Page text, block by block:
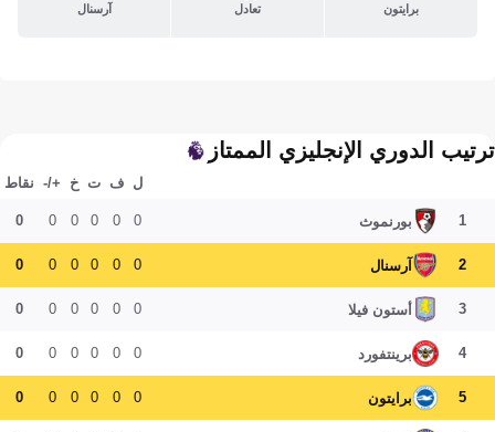
برايتون تعادل آرسنال
ترتيب الدوري الإنجليزي الممتاز
ل ف ت خ +/- نقاط
1 بورنموث 0
0
0
0
0
0
2 آرسنال 0
0
0
0
0
0
3 أستون فيلا 0
0
0
0
0
0
4 برينتفورد 0
0
0
0
0
0
5 برايتون 0
0
0
0
0
0